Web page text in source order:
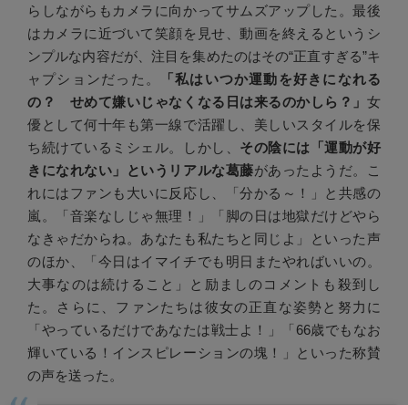
らしながらもカメラに向かってサムズアップした。最後
はカメラに近づいて笑顔を見せ、動画を終えるというシ
ンプルな内容だが、注目を集めたのはその“正直すぎる”キ
ャプションだった。
「私はいつか運動を好きになれる
の？ せめて嫌いじゃなくなる日は来るのかしら？」 女
優として何十年も第一線で活躍し、美しいスタイルを保
ち続けているミシェル。しかし、 その陰には「運動が好
きになれない」というリアルな葛藤があったようだ。こ
れにはファンも大いに反応し、「分かる～！」と共感の
嵐。「音楽なしじゃ無理！」「脚の日は地獄だけどやら
なきゃだからね。あなたも私たちと同じよ」といった声
のほか、「今日はイマイチでも明日またやればいいの。
大事なのは続けること」と励ましのコメントも殺到し
た。さらに、ファンたちは彼女の正直な姿勢と努力に
「やっているだけであなたは戦士よ！」「66歳でもなお
輝いている！インスピレーションの塊！」といった称賛
の声を送った。